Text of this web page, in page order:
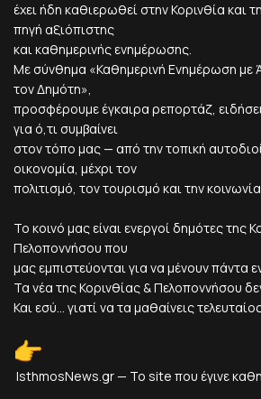
έχει ήδη καθιερωθεί στην Κορινθία και
πηγή αξιόπιστης
και καθημερινής ενημέρωσης.
Με σύνθημα «Καθημερινή Ενημέρωση με
τον Δημότη»,
προσφέρουμε έγκαιρα ρεπορτάζ,
για ό,τι συμβαίνει
στον τόπο μας — από την τοπική
οικονομία, μέχρι τον
πολιτισμό, τον τουρισμό και την
Το κοινό μας είναι ενεργοί δημότες της
Πελοποννήσου που
μας εμπιστεύονται για να μένουν πάντα
Τα νέα της Κορινθίας & Πελοποννήσου
Και εσύ... γιατί να τα μαθαίνεις
IsthmosNews.gr — Το site που έγινε